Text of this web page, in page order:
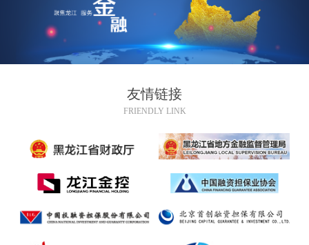
友情链接
FRIENDLY LINK